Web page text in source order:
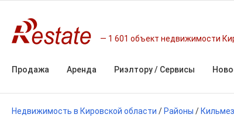
1 601 объект недвижимости
Продажа Аренда Риэлтору / Сервисы
Недвижимость в Кировской области / Районы /